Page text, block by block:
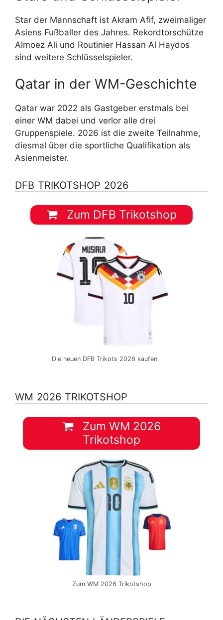
Star der Mannschaft ist Akram Afif, zweimaliger
Asiens Fußballer des Jahres. Rekordtorschütze
Almoez Ali und Routinier Hassan Al Haydos
sind weitere Schlüsselspieler.
Qatar in der WM-Geschichte
Qatar war 2022 als Gastgeber erstmals bei
einer WM dabei und verlor alle drei
Gruppenspiele. 2026 ist die zweite Teilnahme,
diesmal über die sportliche Qualifikation als
Asienmeister.
DFB TRIKOTSHOP 2026
Zum DFB Trikotshop
Die neuen DFB Trikots 2026 kaufen
WM 2026 TRIKOTSHOP
Zum WM 2026
Trikotshop
Zum WM 2026 Trikotshop